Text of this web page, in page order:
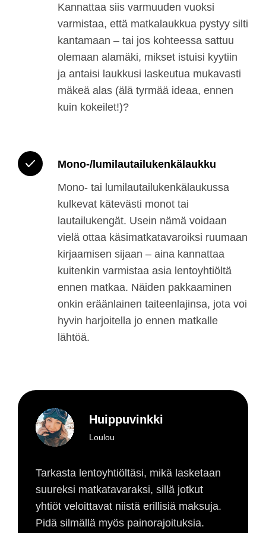
Kannattaa siis varmuuden vuoksi
varmistaa, että matkalaukkua pystyy silti
kantamaan – tai jos kohteessa sattuu
olemaan alamäki, mikset istuisi kyytiin
ja antaisi laukkusi laskeutua mukavasti
mäkeä alas (älä tyrmää ideaa, ennen
kuin kokeilet!)?
Mono-/lumilautailukenkälaukku
Mono- tai lumilautailukenkälaukussa
kulkevat kätevästi monot tai
lautailukengät. Usein nämä voidaan
vielä ottaa käsimatkatavaroiksi ruumaan
kirjaamisen sijaan – aina kannattaa
kuitenkin varmistaa asia lentoyhtiöltä
ennen matkaa. Näiden pakkaaminen
onkin eräänlainen taiteenlajinsa, jota voi
hyvin harjoitella jo ennen matkalle
lähtöä.
Huippuvinkki
Loulou
Tarkasta lentoyhtiöltäsi, mikä lasketaan
suureksi matkatavaraksi, sillä jotkut
yhtiöt veloittavat niistä erillisiä maksuja.
Pidä silmällä myös painorajoituksia.